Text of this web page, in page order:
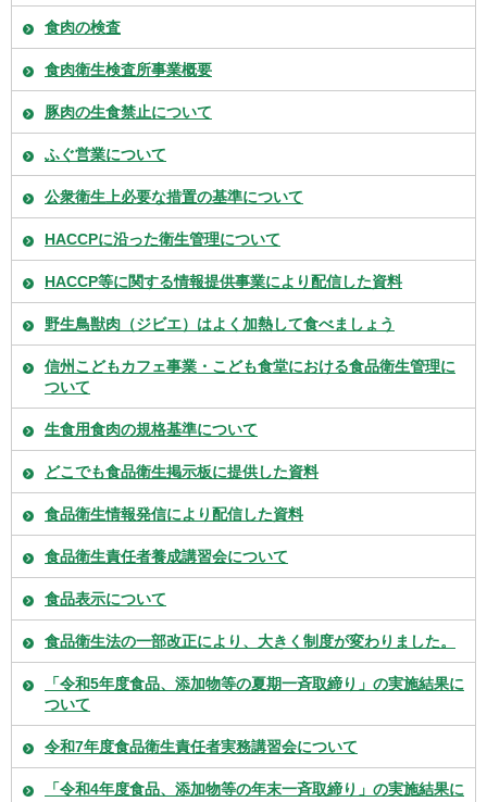
食肉の検査
食肉衛生検査所事業概要
豚肉の生食禁止について
ふぐ営業について
公衆衛生上必要な措置の基準について
HACCPに沿った衛生管理について
HACCP等に関する情報提供事業により配信した資料
野生鳥獣肉（ジビエ）はよく加熱して食べましょう
信州こどもカフェ事業・こども食堂における食品衛生管理に
ついて
生食用食肉の規格基準について
どこでも食品衛生掲示板に提供した資料
食品衛生情報発信により配信した資料
食品衛生責任者養成講習会について
食品表示について
食品衛生法の一部改正により、大きく制度が変わりました。
「令和5年度食品、添加物等の夏期一斉取締り」の実施結果に
ついて
令和7年度食品衛生責任者実務講習会について
「令和4年度食品、添加物等の年末一斉取締り」の実施結果に